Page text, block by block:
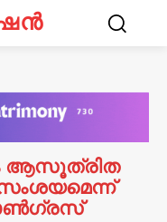
ആസൂത്രിത